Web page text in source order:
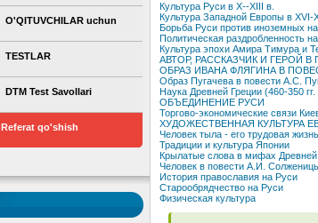
O'QITUVCHILAR uchun
TESTLAR
DTM Test Savollari
Referat qo'shish
Культура Руси в X--XIII в.
Культура Западной Европы в XVI-
Борьба Руси против иноземных
Политическая раздробленность
Культура эпохи Амира Тимура и
АВТОР, РАССКАЗЧИК И ГЕРОЙ
ОБРАЗ ИВАНА ФЛЯГИНА В
Образ Пугачева в повести А.С.
Наука Древней Греции (460-350 гг.
ОБЪЕДИНЕНИЕ РУСИ
Торгово-экономические связи
ХУДОЖЕСТВЕННАЯ КУЛЬТУРА
Человек тыла - его трудовая
Традиции и культура Японии
Крылатые слова в мифах Древней
Человек в повести А.И.
История православия на Руси
Старообрядчество на Руси
Физическая культура